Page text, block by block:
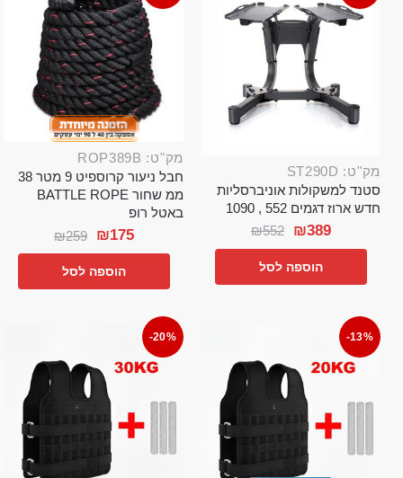
מק"ט: ST290D
סטנד למשקולות אוניברסליות
חדש ארוז דגמים 552 , 1090
₪552 ₪389
הוספה לסל
מק"ט: ROP389B
חבל ניעור קרוספיט 9 מטר 38
ממ שחור BATTLE ROPE
באטל רופ
₪259 ₪175
הוספה לסל
-13%
-20%